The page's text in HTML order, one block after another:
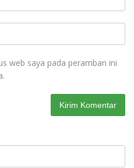
web saya pada peramban ini